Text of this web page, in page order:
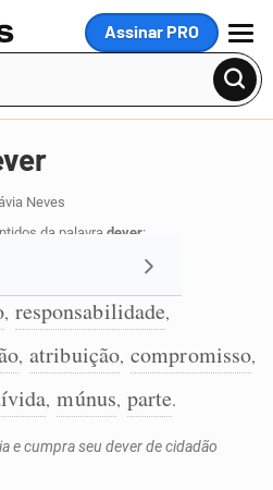
Assinar PRO
MENU
Neves
da palavra dever:
, responsabilidade,
, atribuição, compromisso,
, múnus, parte.
e cumpra seu dever de cidadão